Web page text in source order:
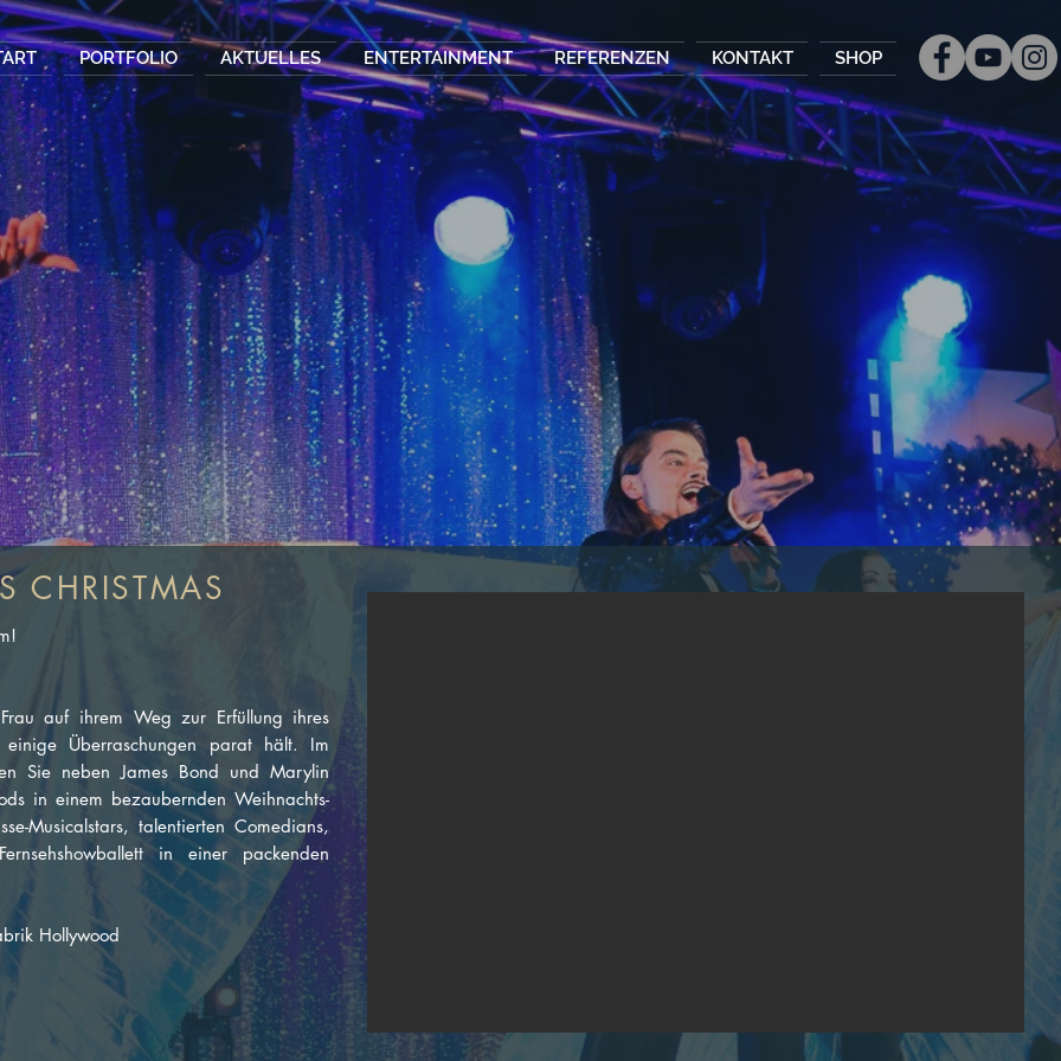
PORTFOLIO AKTUELLES ENTERTAINMENT REFERENZEN KONTAKT SHOP
CHRISTMAS
auf ihrem Weg zur Erfüllung ihres
einige Überraschungen parat hält. Im
Sie neben James Bond und Marylin
in einem bezaubernden Weihnachts-
Musicalstars, talentierten Comedians,
in einer packenden
Hollywood